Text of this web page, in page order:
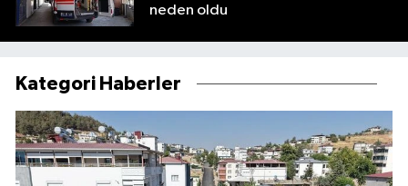
neden oldu
Kategori Haberler